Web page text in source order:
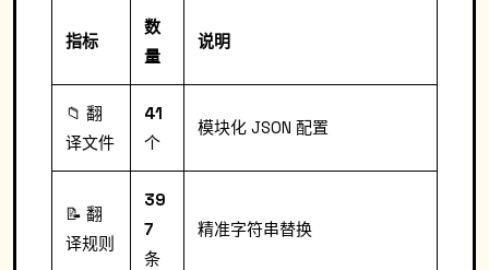
指标
数
量
说明
📁 翻
译文件
41
个
模块化 JSON 配置
📝 翻
译规则
39
7
条
精准字符串替换